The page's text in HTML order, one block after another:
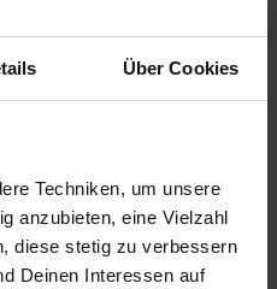
Über Cookies
Techniken, um unsere
anzubieten, eine Vielzahl
diese stetig zu verbessern
Deinen Interessen auf
Basis°Punkte:
16
Extra°Punkte:
0